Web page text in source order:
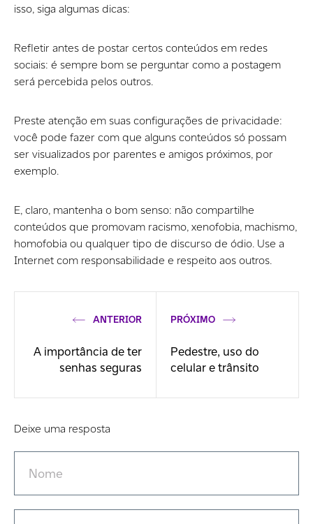
isso, siga algumas dicas:
Refletir antes de postar certos conteúdos em redes
sociais: é sempre bom se perguntar como a postagem
será percebida pelos outros.
Preste atenção em suas configurações de privacidade:
você pode fazer com que alguns conteúdos só possam
ser visualizados por parentes e amigos próximos, por
exemplo.
E, claro, mantenha o bom senso: não compartilhe
conteúdos que promovam racismo, xenofobia, machismo,
homofobia ou qualquer tipo de discurso de ódio. Use a
Internet com responsabilidade e respeito aos outros.
ANTERIOR
A importância de ter
senhas seguras
PRÓXIMO
Pedestre, uso do
celular e trânsito
Deixe uma resposta